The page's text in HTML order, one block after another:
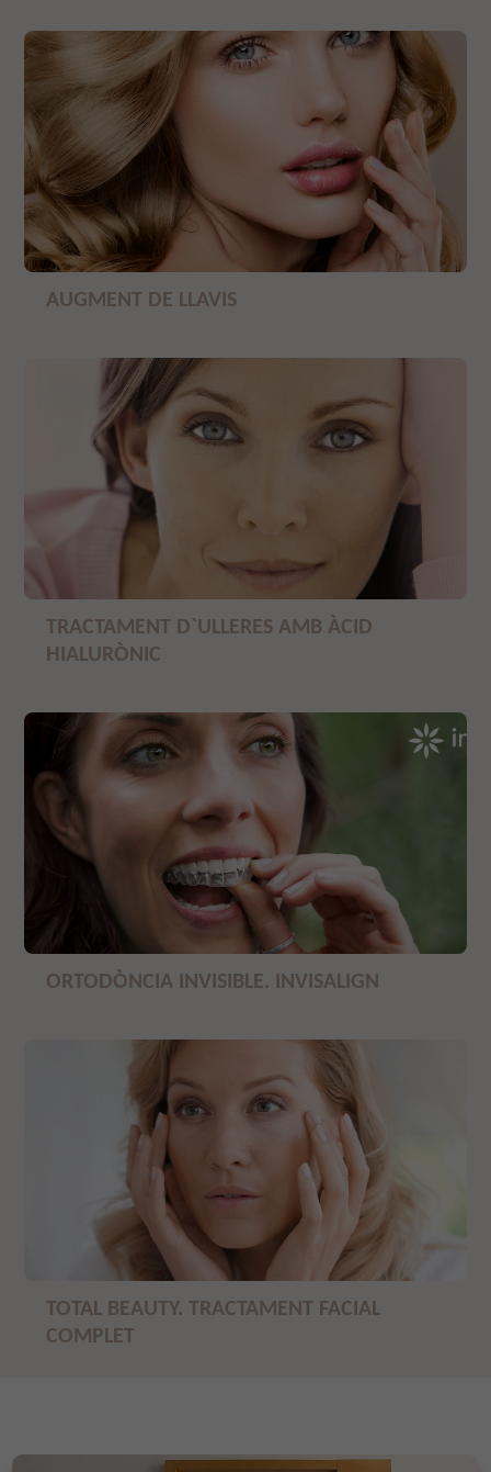
AUGMENT DE LLAVIS
TRACTAMENT D`ULLERES AMB ÀCID
HIALURÒNIC
ORTODÒNCIA INVISIBLE. INVISALIGN
TOTAL BEAUTY. TRACTAMENT FACIAL
COMPLET